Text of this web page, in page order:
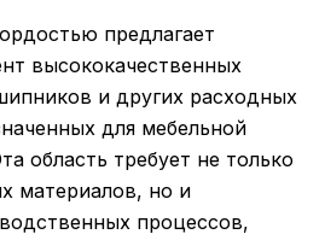
предлагает
высококачественных
и других расходных
для мебельной
область требует не только
материалов, но и
процессов,